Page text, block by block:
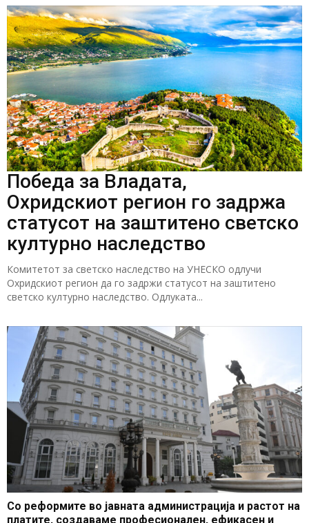
Победа за Владата,
Охридскиот регион го задржа
статусот на заштитено светско
културно наследство
Комитетот за светско наследство на УНЕСКО одлучи
Охридскиот регион да го задржи статусот на заштитено
светско културно наследство. Одлуката...
Со реформите во јавната администрација и растот на
платите, создаваме професионален, ефикасен и